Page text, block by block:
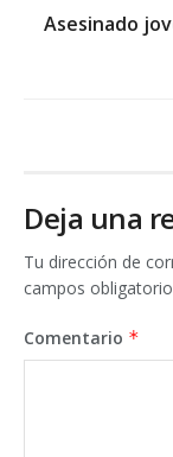
Asesinado
Deja una
Tu dirección de
campos
Comentario *